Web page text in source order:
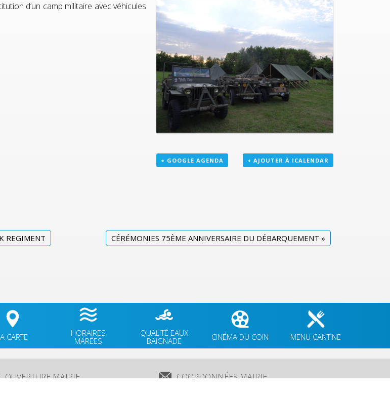
d’un camp militaire avec véhicules
+ GOOGLE AGENDA + AJOUTER À ICALENDAR
REGIMENT CÉRÉMONIES 75ÈME ANNIVERSAIRE DU DÉBARQUEMENT »
CARTE
HORAIRES
MARÉES
QUALITÉ EAUX
BAIGNADE
CINÉMA DU COIN MENU CANTINE
OUVERTURE MAIRIE
COORDONNÉES MAIRIE